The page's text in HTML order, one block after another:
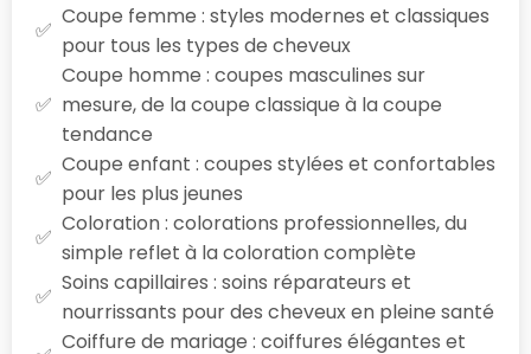
Coupe femme : styles modernes et classiques
pour tous les types de cheveux
Coupe homme : coupes masculines sur
mesure, de la coupe classique à la coupe
tendance
Coupe enfant : coupes stylées et confortables
pour les plus jeunes
Coloration : colorations professionnelles, du
simple reflet à la coloration complète
Soins capillaires : soins réparateurs et
nourrissants pour des cheveux en pleine santé
Coiffure de mariage : coiffures élégantes et